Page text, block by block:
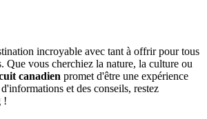
incroyable avec tant à offrir pour tous
Que vous cherchiez la nature, la culture ou
canadien promet d'être une expérience
et des conseils, restez
!